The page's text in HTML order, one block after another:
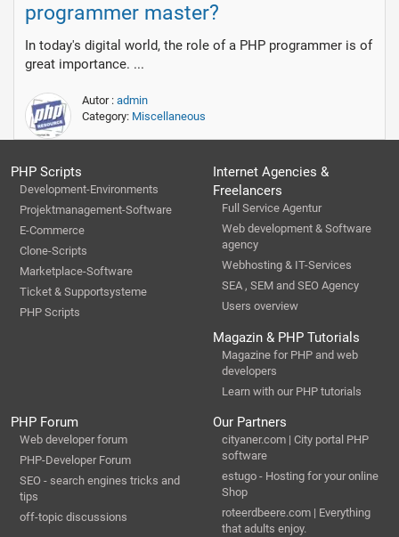
programmer master?
In today's digital world, the role of a PHP programmer is of
great importance. ...
Autor : admin
Category: Miscellaneous
PHP Scripts
Development-Environments
Projektmanagement-Software
E-Commerce
Clone-Scripts
Marketplace-Software
Ticket & Supportsysteme
PHP Scripts
Internet Agencies &
Freelancers
Full Service Agentur
Web development & Software
agency
Webhosting & IT-Services
SEA , SEM and SEO Agency
Users overview
Magazin & PHP Tutorials
Magazine for PHP and web
developers
Learn with our PHP tutorials
PHP Forum
Web developer forum
PHP-Developer Forum
SEO - search engines tricks and
tips
off-topic discussions
Our Partners
cityaner.com | City portal PHP
software
estugo - Hosting for your online
Shop
roteerdbeere.com | Everything
that adults enjoy.